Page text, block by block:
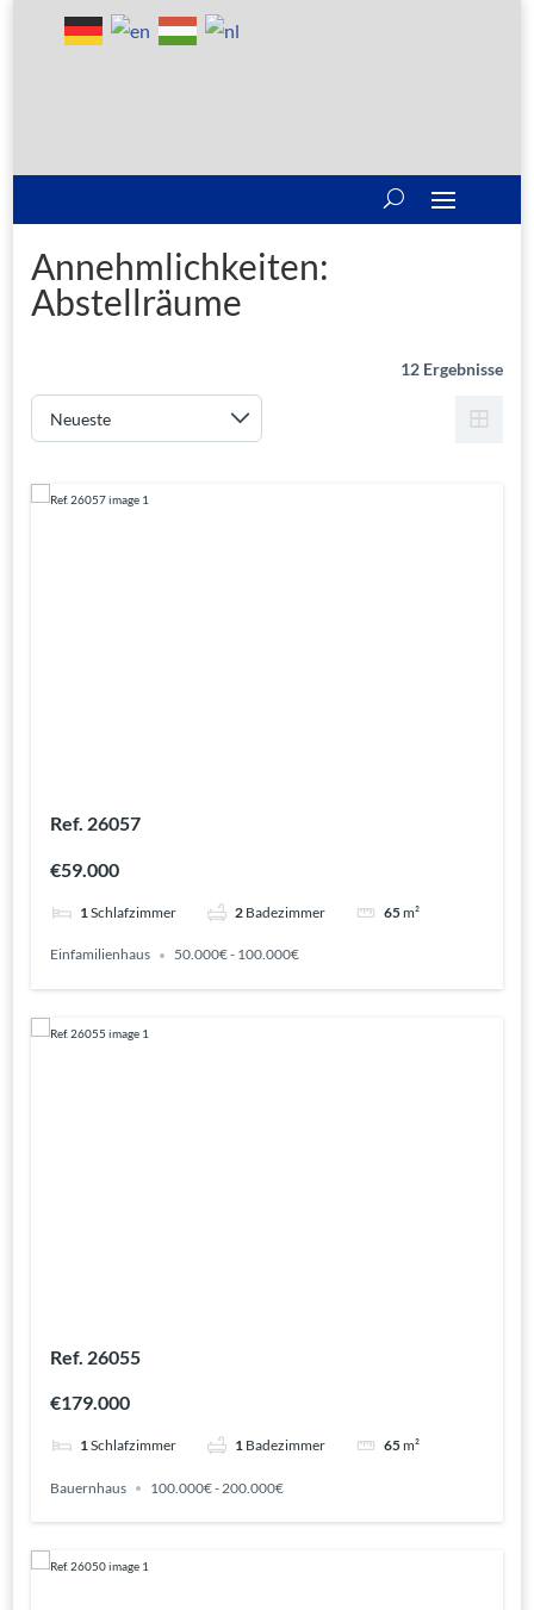
Annehmlichkeiten:
Abstellräume
12 Ergebnisse
Ref. 26057
€59.000
1Schlafzimmer 2 Badezimmer 65m²
Einfamilienhaus 50.000€ - 100.000€
Ref. 26055
€179.000
1Schlafzimmer 1 Badezimmer 65m²
Bauernhaus 100.000€ - 200.000€